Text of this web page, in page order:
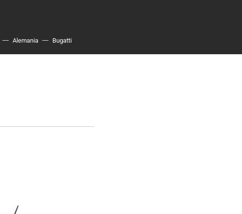
Alemania Bugatti